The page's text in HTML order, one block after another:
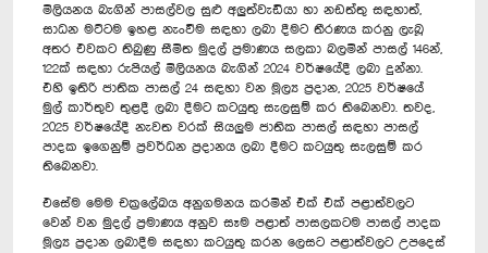
මිලියනය බැගින් පාසල්වල සුළු අලුත්වැඩියා හා නඩත්තු සඳහාත්,
සාධන මට්ටම ඉහළ නැංවීම සඳහා ලබා දීමට තීරණය කරනු ලැබූ
අතර එවකට තිබුණු සීමිත මුදල් ප්‍රමාණය සලකා බලමින් පාසල් 146න්,
122ක් සඳහා රුපියල් මිලියනය බැගින් 2024 වර්ෂයේදී ලබා දුන්නා.
එහි ඉතිරි ජාතික පාසල් 24 සඳහා වන මූල්‍ය ප්‍රදාන, 2025 වර්ෂයේ
මුල් කාර්තුව තුළදී ලබා දීමට කටයුතු සැලසුම් කර ති‍බෙනවා. තවද,
2025 වර්ෂයේදී නැවත වරක් සියලුම ජාතික පාසල් සඳහා පාසල්
පාදක ඉගෙනුම් ප්‍රවර්ධන ප්‍රදානය ලබා දීමට කටයුතු සැලසුම් කර
තිබෙනවා.
එසේම මෙම චක්‍රලේඛය අනුගමනය කරමින් එක් එක් පළාත්වලට
වෙන් වන මුදල් ප්‍රමාණය අනුව සෑම පළාත් පාසලකටම පාසල් පාදක
මූල්‍ය ප්‍රදාන ලබාදීම සඳහා කටයුතු කරන ලෙසට පළාත්වලට උපදෙස්